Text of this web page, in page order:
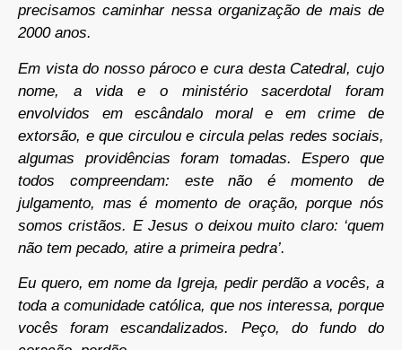
precisamos caminhar nessa organização de mais de
2000 anos.
Em vista do nosso pároco e cura desta Catedral, cujo
nome, a vida e o ministério sacerdotal foram
envolvidos em escândalo moral e em crime de
extorsão, e que circulou e circula pelas redes sociais,
algumas providências foram tomadas. Espero que
todos compreendam: este não é momento de
julgamento, mas é momento de oração, porque nós
somos cristãos. E Jesus o deixou muito claro: ‘quem
não tem pecado, atire a primeira pedra’.
Eu quero, em nome da Igreja, pedir perdão a vocês, a
toda a comunidade católica, que nos interessa, porque
vocês foram escandalizados. Peço, do fundo do